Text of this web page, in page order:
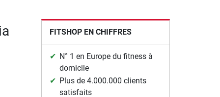
FITSHOP EN CHIFFRES
N° 1 en Europe du fitness à
domicile
Plus de 4.000.000 clients
satisfaits